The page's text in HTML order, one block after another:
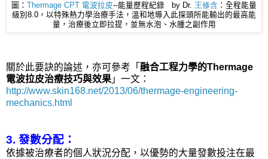
圖： Thermage CPT 電波拉皮--能量歷程紀錄 by Dr. 王修含 ：全程能量
級別8.0，以特殊熱力學治療手法，溫和地導入此探頭所能輸出的最高能
量，治療後立即拉提，並無水泡、水腫之副作用
關於此要訣的論述，亦可參考「 融合工程力學的Thermage
電波拉皮治療技巧與效果 」一文：
http://www.skin168.net/2013/06/thermage-engineering-
mechanics.html
3. 發數分配：
依據被治療者的個人狀況分配，以優勢的大量發數投注在最